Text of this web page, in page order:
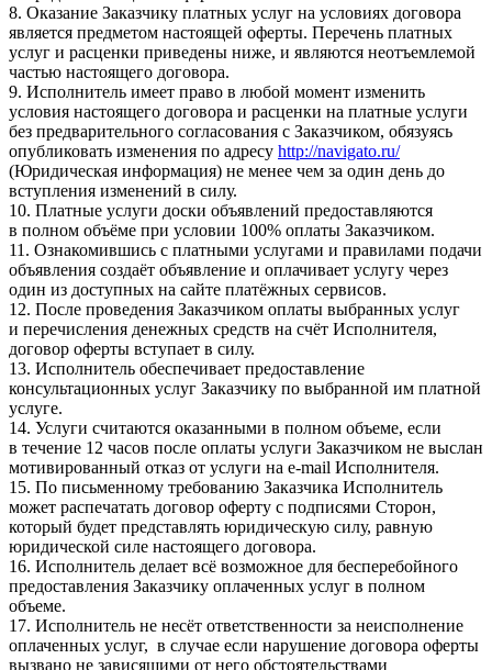
8. Оказание Заказчику платных услуг на условиях договора
является предметом настоящей оферты. Перечень платных
услуг и расценки приведены ниже, и являются неотъемлемой
частью настоящего договора.
9. Исполнитель имеет право в любой момент изменить
условия настоящего договора и расценки на платные услуги
без предварительного согласования с Заказчиком, обязуясь
опубликовать изменения по адресу http://navigato.ru/
(Юридическая информация) не менее чем за один день до
вступления изменений в силу.
10. Платные услуги доски объявлений предоставляются
в полном объёме при условии 100% оплаты Заказчиком.
11. Ознакомившись с платными услугами и правилами подачи
объявления создаёт объявление и оплачивает услугу через
один из доступных на сайте платёжных сервисов.
12. После проведения Заказчиком оплаты выбранных услуг
и перечисления денежных средств на счёт Исполнителя,
договор оферты вступает в силу.
13. Исполнитель обеспечивает предоставление
консультационных услуг Заказчику по выбранной им платной
услуге.
14. Услуги считаются оказанными в полном объеме, если
в течение 12 часов после оплаты услуги Заказчиком не выслан
мотивированный отказ от услуги на e-mail Исполнителя.
15. По письменному требованию Заказчика Исполнитель
может распечатать договор оферту с подписями Сторон,
который будет представлять юридическую силу, равную
юридической силе настоящего договора.
16. Исполнитель делает всё возможное для бесперебойного
предоставления Заказчику оплаченных услуг в полном
объеме.
17. Исполнитель не несёт ответственности за неисполнение
оплаченных услуг, в случае если нарушение договора оферты
вызвано не зависящими от него обстоятельствами